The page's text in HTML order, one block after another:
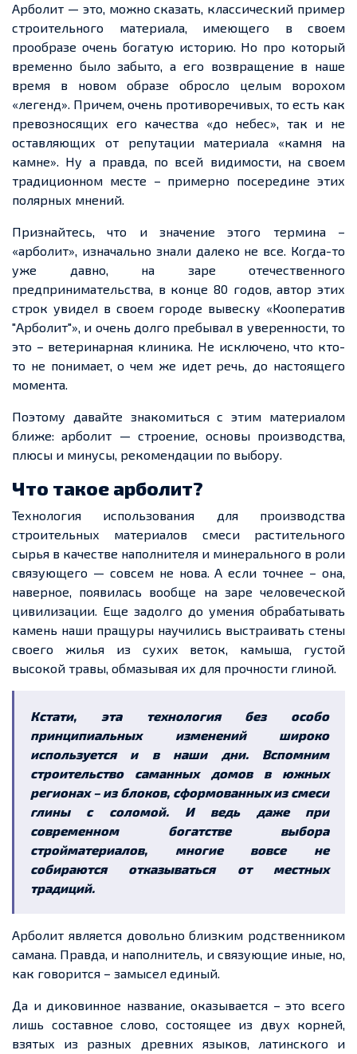
Арболит — это, можно сказать, классический пример
строительного материала, имеющего в своем
прообразе очень богатую историю. Но про который
временно было забыто, а его возвращение в наше
время в новом образе обросло целым ворохом
«легенд». Причем, очень противоречивых, то есть как
превозносящих его качества «до небес», так и не
оставляющих от репутации материала «камня на
камне». Ну а правда, по всей видимости, на своем
традиционном месте – примерно посередине этих
полярных мнений.
Признайтесь, что и значение этого термина –
«арболит», изначально знали далеко не все. Когда-то
уже давно, на заре отечественного
предпринимательства, в конце 80 годов, автор этих
строк увидел в своем городе вывеску «Кооператив
"Арболит"», и очень долго пребывал в уверенности, то
это – ветеринарная клиника. Не исключено, что кто-
то не понимает, о чем же идет речь, до настоящего
момента.
Поэтому давайте знакомиться с этим материалом
ближе: арболит — строение, основы производства,
плюсы и минусы, рекомендации по выбору.
Что такое арболит?
Технология использования для производства
строительных материалов смеси растительного
сырья в качестве наполнителя и минерального в роли
связующего — совсем не нова. А если точнее – она,
наверное, появилась вообще на заре человеческой
цивилизации. Еще задолго до умения обрабатывать
камень наши пращуры научились выстраивать стены
своего жилья из сухих веток, камыша, густой
высокой травы, обмазывая их для прочности глиной.
Кстати, эта технология без особо
принципиальных изменений широко
используется и в наши дни. Вспомним
строительство саманных домов в южных
регионах – из блоков, сформованных из смеси
глины с соломой. И ведь даже при
современном богатстве выбора
стройматериалов, многие вовсе не
собираются отказываться от местных
традиций.
Арболит является довольно близким родственником
самана. Правда, и наполнитель, и связующие иные, но,
как говорится – замысел единый.
Да и диковинное название, оказывается – это всего
лишь составное слово, состоящее из двух корней,
взятых из разных древних языков, латинского и